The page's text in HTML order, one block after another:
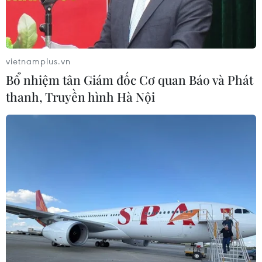
Đối tượng Nguyễn Xuân Vinh, giả danh Phó Trưởng phòng
Cảnh sát giao thông công an tỉnh Quảng Ngãi tống tiền doanh
nghiệp. (Ảnh: Công an cung cấp)
Theo Bộ Công an, thời gian qua, tình hình hoạt
vietnamplus.vn
Bổ nhiệm tân Giám đốc Cơ quan Báo và Phát
thanh, Truyền hình Hà Nội